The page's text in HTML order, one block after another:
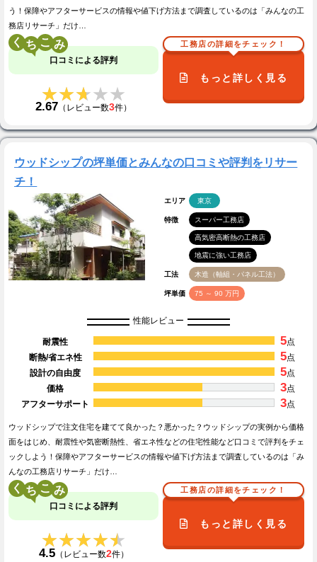
う！保障やアフターサービスの情報や値下げ方法まで調査しているのは「みんなの工
務店リサーチ」だけ…
く こ
口コミによる評判
★★★★★
★★★★★
2.67 （レビュー数3件）
工務店の詳細をチェック！
もっと詳しく見る
ウッドシップの坪単価とみんなの口コミや評判をリサー
チ！
エリア 東京
特徴 スーパー工務店
高気密高断熱の工務店
地震に強い工務店
工法 木造（軸組・パネル工法）
坪単価 75 ～ 90 万円
性能レビュー
耐震性 5点
断熱/省エネ性
5点
設計の自由度
5点
価格
3点
アフターサポート
3点
ウッドシップで注文住宅を建てて良かった？悪かった？ウッドシップの実例から価格
面をはじめ、耐震性や気密断熱性、省エネ性などの住宅性能など口コミで評判をチェ
ックしよう！保障やアフターサービスの情報や値下げ方法まで調査しているのは「み
んなの工務店リサーチ」だけ…
く こ
口コミによる評判
★★★★★
★★★★★
4.5（レビュー数2件）
工務店の詳細をチェック！
もっと詳しく見る